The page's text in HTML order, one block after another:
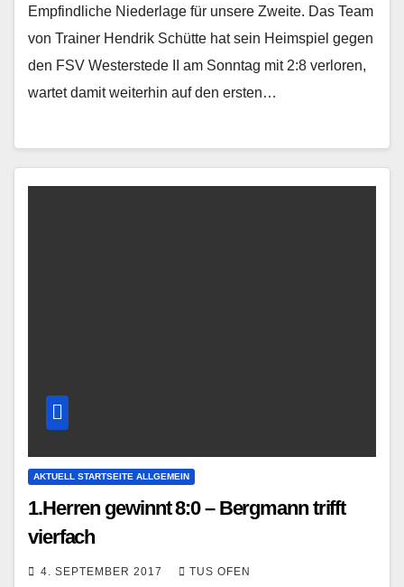
Empfindliche Niederlage für unsere Zweite. Das Team
von Trainer Hendrik Schütte hat sein Heimspiel gegen
den FSV Westerstede II am Sonntag mit 2:8 verloren,
wartet damit weiterhin auf den ersten…
AKTUELL STARTSEITE ALLGEMEIN
1.Herren gewinnt 8:0 – Bergmann trifft
vierfach
4. SEPTEMBER 2017 TUS OFEN